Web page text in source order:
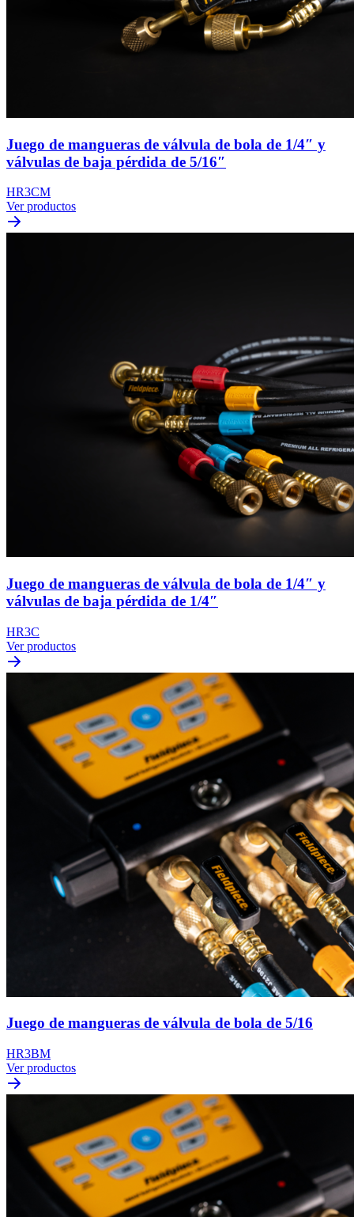
Juego de mangueras de válvula de bola de 1/4″ y
válvulas de baja pérdida de 5/16″
HR3CM
Ver productos
Juego de mangueras de válvula de bola de 1/4″ y
válvulas de baja pérdida de 1/4″
HR3C
Ver productos
Juego de mangueras de válvula de bola de 5/16
HR3BM
Ver productos